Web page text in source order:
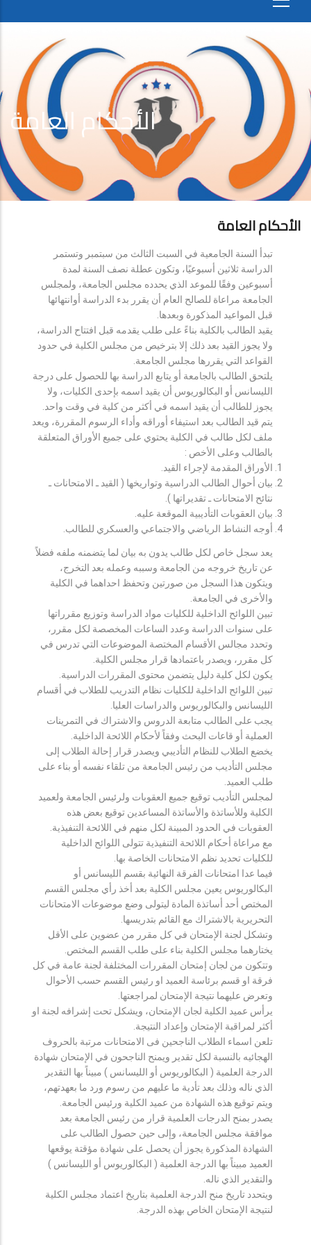
الأحكام العامة
الأحكام العامة
تبدأ السنة الجامعية في السبت الثالث من سبتمبر وتستمر
الدراسة ثلاثين أسبوعيًا، وتكون عطلة نصف السنة لمدة
أسبوعين وفقًا للموعد الذي يحدده مجلس الجامعة، ولمجلس
الجامعة مراعاة للصالح العام أن يقرر بدء الدراسة أوانتهائها
قبل المواعيد المذكورة وبعدها.
يقيد الطالب بالكلية بناءً على طلب يقدمه قبل افتتاح الدراسة،
ولا يجوز القيد بعد ذلك إلا بترخيص من مجلس الكلية في حدود
القواعد التي يقررها مجلس الجامعة.
يلتحق الطالب بالجامعة أو يتابع الدراسة بها للحصول على درجة
الليسانس أو البكالوريوس أن يقيد اسمه بإحدى الكليات، ولا
يجوز للطالب أن يقيد اسمه في أكثر من كلية في وقت واحد.
يتم قيد الطالب بعد استيفاء أوراقه وأداء الرسوم المقررة، ويعد
ملف لكل طالب في الكلية يحتوي على جميع الأوراق المتعلقة
بالطالب وعلى الأخص :
الأوراق المقدمة لإجراء القيد.
بيان أحوال الطالب الدراسية وتواريخها ( القيد ـ الامتحانات ـ
نتائح الامتحانات ـ تقديراتها ).
بيان العقوبات التأديبية الموقعة عليه.
أوجه النشاط الرياضي والاجتماعي والعسكري للطالب.
يعد سجل خاص لكل طالب يدون به بيان لما يتضمنه ملفه فضلاً
عن تاريخ خروجه من الجامعة وسببه وعمله بعد التخرج،
ويتكون هذا السجل من صورتين وتحفظ احداهما في الكلية
والأخرى في الجامعة.
تبين اللوائح الداخلية للكليات مواد الدراسة وتوزيع مقرراتها
على سنوات الدراسة وعدد الساعات المخصصة لكل مقرر،
وتحدد مجالس الأقسام المختصة الموضوعات التي تدرس في
كل مقرر، ويصدر باعتمادها قرار مجلس الكلية.
يكون لكل كلية دليل يتضمن محتوى المقررات الدراسية.
تبين اللوائح الداخلية للكليات نظام التدريب للطلاب في أقسام
الليسانس والبكالوريوس والدراسات العليا.
يجب على الطالب متابعة الدروس والاشتراك في التمرينات
العملية أو قاعات البحث وفقاً لأحكام اللائحة الداخلية.
يخضع الطلاب للنظام التأديبي ويصدر قرار إحالة الطلاب إلى
مجلس التأديب من رئيس الجامعة من تلقاء نفسه أو بناء على
طلب العميد.
لمجلس التأديب توقيع جميع العقوبات ولرئيس الجامعة ولعميد
الكلية وللأساتذة والأساتذة المساعدين توقيع بعض هذه
العقوبات في الحدود المبينة لكل منهم في اللائحة التنفيذية.
مع مراعاة أحكام اللائحة التنفيذية تتولى اللوائح الداخلية
للكليات تحديد نظم الامتحانات الخاصة بها.
فيما عدا امتحانات الفرقة النهائية بقسم الليسانس أو
البكالوريوس يعين مجلس الكلية بعد أخذ رأي مجلس القسم
المختص أحد أساتذة المادة ليتولى وضع موضوعات الامتحانات
التحريرية بالاشتراك مع القائم بتدريسها.
وتشكل لجنة الإمتحان في كل مقرر من عضوين على الأقل
يختارهما مجلس الكلية بناء على طلب القسم المختص.
وتتكون من لجان إمتحان المقررات المختلفة لجنة عامة في كل
فرقة او قسم برئاسة العميد او رئيس القسم حسب الأحوال
وتعرض عليهما نتيجة الإمتحان لمراجعتها.
يرأس عميد الكلية لجان الإمتحان، ويشكل تحت إشرافه لجنة او
أكثر لمراقبة الإمتحان وإعداد النتيجة.
تلعن اسماء الطلاب الناجحين فى الامتحانات مرتبة بالحروف
الهجائيه بالنسبة لكل تقدير ويمنح الناجحون في الإمتحان شهادة
الدرجة العلمية ( البكالوريوس أو الليسانس ) مبيناً بها التقدير
الذي ناله وذلك بعد تأدية ما عليهم من رسوم ورد ما بعهدتهم،
ويتم توقيع هذه الشهادة من عميد الكلية ورئيس الجامعة.
يصدر بمنح الدرجات العلمية قرار من رئيس الجامعة بعد
موافقة مجلس الجامعة، وإلى حين حصول الطالب على
الشهادة المذكورة يجوز أن يحصل على شهادة مؤقتة يوقعها
العميد مبيناً بها الدرجة العلمية ( البكالوريوس أو الليسانس )
والتقدير الذي ناله.
ويتحدد تاريخ منح الدرجة العلمية بتاريخ اعتماد مجلس الكلية
لنتيجة الإمتحان الخاص بهذه الدرجة.